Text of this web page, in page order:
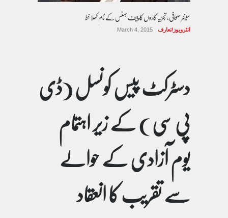
سینئر صحافی، تجزیہ کاروں کا چیف جسٹس کے نام کھلا خط
انٹرویوز/تعارف March 4, 2015
دسٹرکٹ پیس کونسل (ڈی
پی سی ) کے زیر اہتمام
یوم آزادی کے حوالے
سے تقریب کا انعقاد